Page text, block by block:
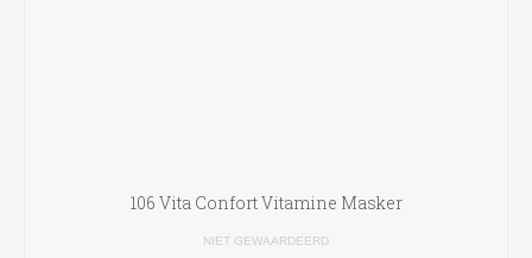
106 Vita Confort Vitamine Masker
NIET GEWAARDEERD